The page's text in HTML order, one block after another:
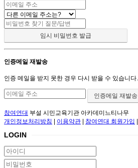
인증메일 재발송
인증 메일을 받지 못한 경우 다시 받을 수 있습니다.
참여연대 부설 시민교육기관 아카데미느티나무
개인정보처리방침 | 이용약관 | 참여연대 회원가입 |
LOGIN